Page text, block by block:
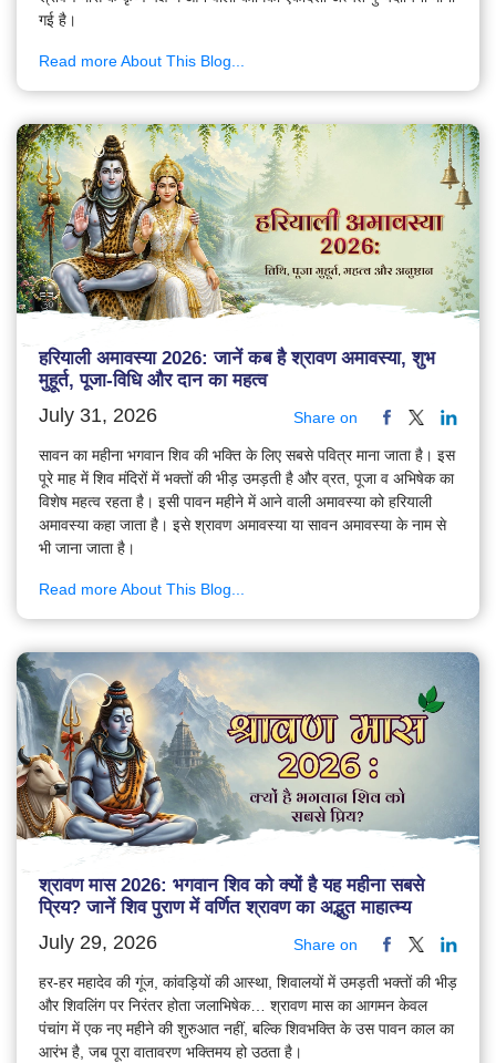
गई है।
Read more About This Blog...
हरियाली अमावस्या 2026: जानें कब है श्रावण अमावस्या, शुभ
मुहूर्त, पूजा-विधि और दान का महत्व
July 31, 2026 Share on
सावन का महीना भगवान शिव की भक्ति के लिए सबसे पवित्र माना जाता है। इस
पूरे माह में शिव मंदिरों में भक्तों की भीड़ उमड़ती है और व्रत, पूजा व अभिषेक का
विशेष महत्व रहता है। इसी पावन महीने में आने वाली अमावस्या को हरियाली
अमावस्या कहा जाता है। इसे श्रावण अमावस्या या सावन अमावस्या के नाम से
भी जाना जाता है।
Read more About This Blog...
श्रावण मास 2026: भगवान शिव को क्यों है यह महीना सबसे
प्रिय? जानें शिव पुराण में वर्णित श्रावण का अद्भुत माहात्म्य
July 29, 2026 Share on
हर-हर महादेव की गूंज, कांवड़ियों की आस्था, शिवालयों में उमड़ती भक्तों की भीड़
और शिवलिंग पर निरंतर होता जलाभिषेक… श्रावण मास का आगमन केवल
पंचांग में एक नए महीने की शुरुआत नहीं, बल्कि शिवभक्ति के उस पावन काल का
आरंभ है, जब पूरा वातावरण भक्तिमय हो उठता है।